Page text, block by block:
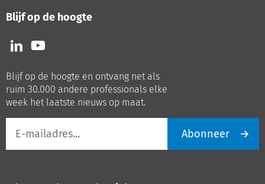
Blijf op de hoogte
Volg
ons
LinkedIn
Volg
ons
Youtube
Blijf op de hoogte en ontvang net als
ruim 30.000 andere professionals elke
week het laatste nieuws op maat.
mailadres
Abonneer